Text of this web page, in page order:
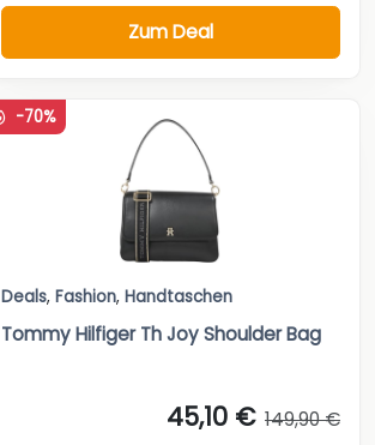
Zum Deal
-70%
Deals, Fashion, Handtaschen
Tommy Hilfiger Th Joy Shoulder Bag
45,10 € 149,90 €